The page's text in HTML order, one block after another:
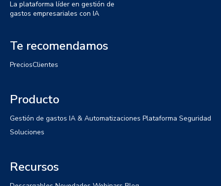
La plataforma líder en gestión de
gastos empresariales con IA
Te recomendamos
PreciosClientes
Producto
Gestión de gastos IA & Automatizaciones Plataforma Seguridad
Soluciones
Recursos